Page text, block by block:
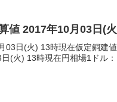
値 2017年10月03日(
03日(火) 13時現在仮定銅建
日(火) 13時現在円相場1ド